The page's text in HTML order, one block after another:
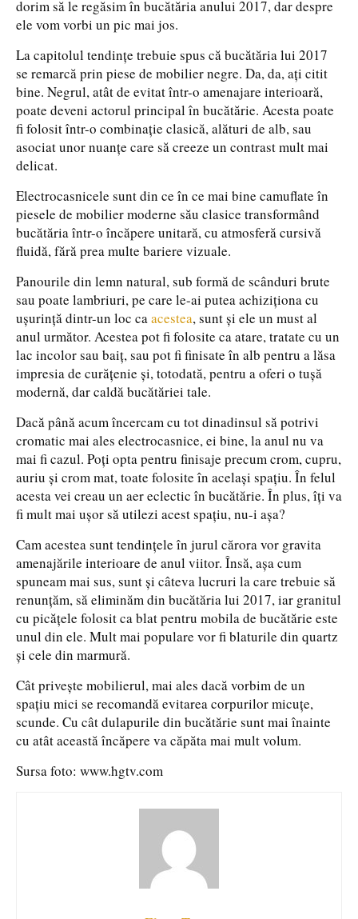
dorim să le regăsim în bucătăria anului 2017, dar despre
ele vom vorbi un pic mai jos.
La capitolul tendințe trebuie spus că bucătăria lui 2017
se remarcă prin piese de mobilier negre. Da, da, ați citit
bine. Negrul, atât de evitat într-o amenajare interioară,
poate deveni actorul principal în bucătărie. Acesta poate
fi folosit într-o combinație clasică, alături de alb, sau
asociat unor nuanțe care să creeze un contrast mult mai
delicat.
Electrocasnicele sunt din ce în ce mai bine camuflate în
piesele de mobilier moderne său clasice transformând
bucătăria într-o încăpere unitară, cu atmosferă cursivă
fluidă, fără prea multe bariere vizuale.
Panourile din lemn natural, sub formă de scânduri brute
sau poate lambriuri, pe care le-ai putea achiziționa cu
ușurință dintr-un loc caacestea, sunt și ele un must al
anul următor. Acestea pot fi folosite ca atare, tratate cu un
lac incolor sau baiț, sau pot fi finisate în alb pentru a lăsa
impresia de curățenie și, totodată, pentru a oferi o tușă
modernă, dar caldă bucătăriei tale.
Dacă până acum încercam cu tot dinadinsul să potrivi
cromatic mai ales electrocasnice, ei bine, la anul nu va
mai fi cazul. Poți opta pentru finisaje precum crom, cupru,
auriu și crom mat, toate folosite în același spațiu. În felul
acesta vei creau un aer eclectic în bucătărie. În plus, îți va
fi mult mai ușor să utilezi acest spațiu, nu-i așa?
Cam acestea sunt tendințele în jurul cărora vor gravita
amenajările interioare de anul viitor. Însă, așa cum
spuneam mai sus, sunt și câteva lucruri la care trebuie să
renunțăm, să eliminăm din bucătăria lui 2017, iar granitul
cu picățele folosit ca blat pentru mobila de bucătărie este
unul din ele. Mult mai populare vor fi blaturile din quartz
și cele din marmură.
Cât privește mobilierul, mai ales dacă vorbim de un
spațiu mici se recomandă evitarea corpurilor micuțe,
scunde. Cu cât dulapurile din bucătărie sunt mai înainte
cu atât această încăpere va căpăta mai mult volum.
Sursa foto: www.hgtv.com